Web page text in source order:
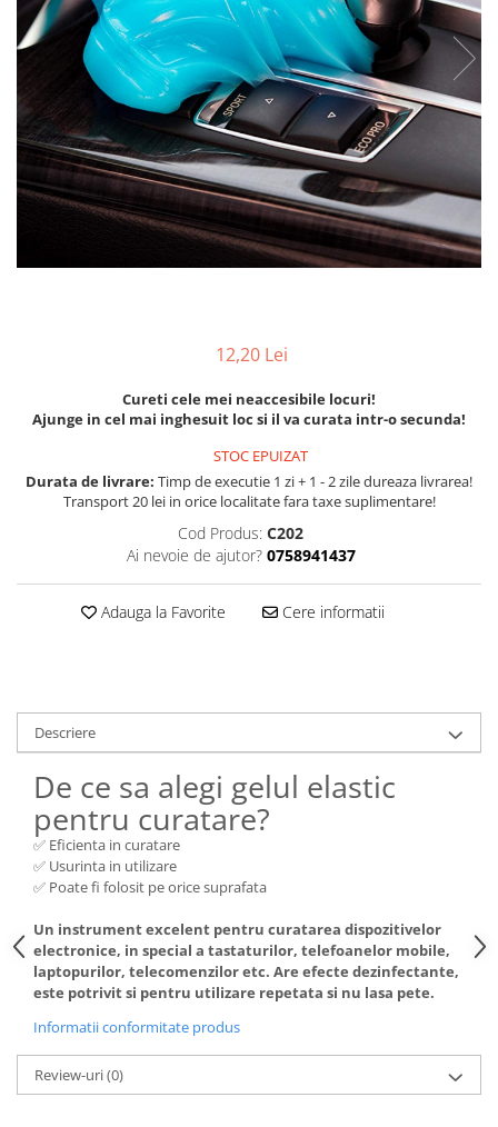
Tablou Aluminiu
Tablouri auto
Calendare Personalizate
Ceas Personalizat
12,20 Lei
Cureti cele mei neaccesibile locuri!
Ajunge in cel mai inghesuit loc si il va curata intr-o secunda!
STOC EPUIZAT
Durata de livrare: Timp de executie 1 zi + 1 - 2 zile dureaza livrarea!
Transport 20 lei in orice localitate fara taxe suplimentare!
Cod Produs: C202
Ai nevoie de ajutor? 0758941437
Adauga la Favorite Cere informatii
Descriere
De ce sa alegi gelul elastic
pentru curatare?
✅ Eficienta in curatare
✅ Usurinta in utilizare
✅ Poate fi folosit pe orice suprafata
Un instrument excelent pentru curatarea dispozitivelor
electronice, in special a tastaturilor, telefoanelor mobile,
laptopurilor, telecomenzilor etc. Are efecte dezinfectante,
este potrivit si pentru utilizare repetata si nu lasa pete.
Informatii conformitate produs
Review-uri(0)